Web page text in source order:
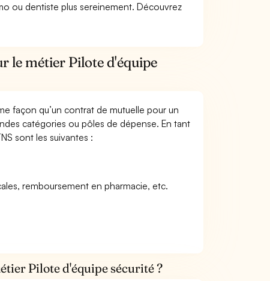
ou dentiste plus sereinement. Découvrez
le métier Pilote d'équipe
façon qu’un contrat de mutuelle pour un
catégories ou pôles de dépense. En tant
sont les suivantes :
remboursement en pharmacie, etc.
Pilote d'équipe sécurité ?